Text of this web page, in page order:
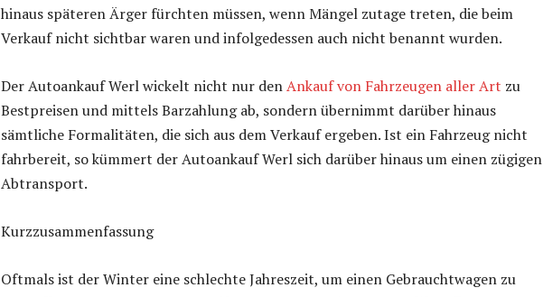
hinaus späteren Ärger fürchten müssen, wenn Mängel zutage treten, die beim
Verkauf nicht sichtbar waren und infolgedessen auch nicht benannt wurden.
Der Autoankauf Werl wickelt nicht nur denAnkauf von Fahrzeugen aller Art zu
Bestpreisen und mittels Barzahlung ab, sondern übernimmt darüber hinaus
sämtliche Formalitäten, die sich aus dem Verkauf ergeben. Ist ein Fahrzeug nicht
fahrbereit, so kümmert der Autoankauf Werl sich darüber hinaus um einen zügigen
Abtransport.
Kurzzusammenfassung
Oftmals ist der Winter eine schlechte Jahreszeit, um einen Gebrauchtwagen zu